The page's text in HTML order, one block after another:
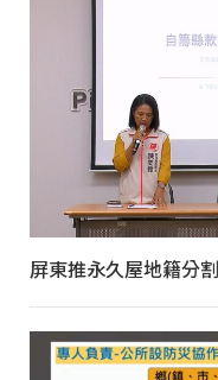
屏東推永久屋地籍分